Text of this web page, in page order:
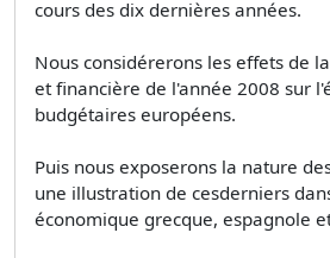
cours des dix dernières années.
Nous considérerons les effets de
et financière de l'année 2008 sur
budgétaires européens.
Puis nous exposerons la nature
une illustration de cesderniers
économique grecque, espagnole